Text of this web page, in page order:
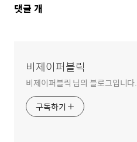
댓
댓글 개
비제이퍼블릭
비제이퍼블릭 님의 블로그입니다.
구독하기